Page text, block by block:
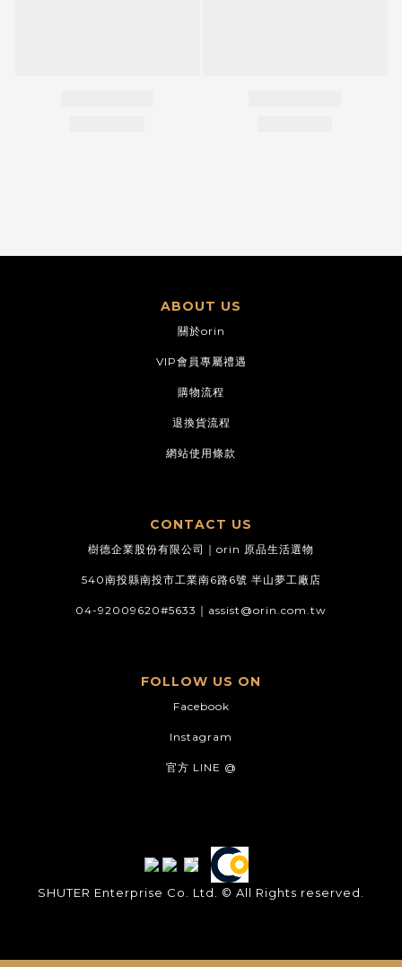
ABOUT US
關於orin
VIP會員專屬禮遇
購物流程
退換貨流程
網站使用條款
CONTACT US
樹德企業股份有限公司｜orin 原品生活選物
540南投縣南投市工業南6路6號 半山夢工廠店
04-92009620#5633｜ assist@orin.com.tw
FOLLOW US ON
Facebook
Instagram
官方 LINE @
SHUTER Enterprise Co. Ltd. © All Rights reserved.